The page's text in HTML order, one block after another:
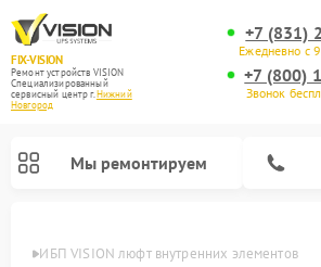
FIX-VISION
Ремонт устройств VISION
Специализированный
cервисный центр г.Нижний
Новгород
+7 (831)
Ежедневно с
+7 (800)
Звонок
Мы ремонтируем
ИБП VISION люфт внутренних элементов